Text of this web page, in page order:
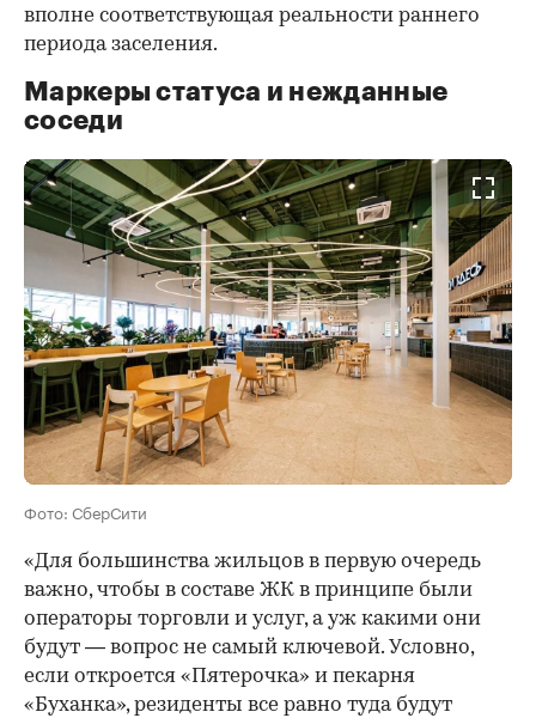
вполне соответствующая реальности раннего
периода заселения.
Маркеры статуса и нежданные
соседи
Фото: СберСити
«Для большинства жильцов в первую очередь
важно, чтобы в составе ЖК в принципе были
операторы торговли и услуг, а уж какими они
будут — вопрос не самый ключевой. Условно,
если откроется «Пятерочка» и пекарня
«Буханка», резиденты все равно туда будут